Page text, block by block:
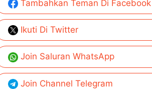
Tambahkan Teman Di Facebook
Ikuti Di Twitter
Join Saluran WhatsApp
Join Channel Telegram